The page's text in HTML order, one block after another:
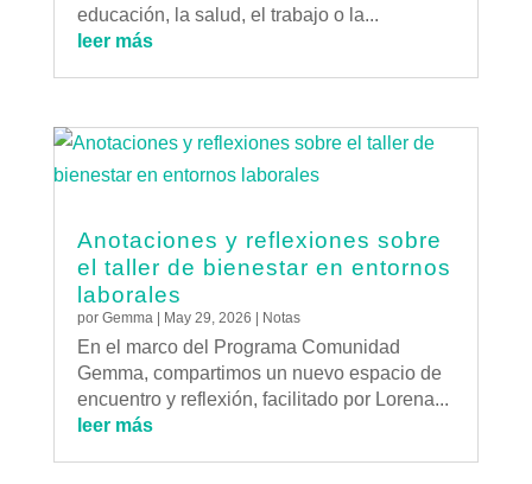
educación, la salud, el trabajo o la...
leer más
Anotaciones y reflexiones sobre
el taller de bienestar en entornos
laborales
por Gemma| May 29, 2026 Notas
En el marco del Programa Comunidad
Gemma, compartimos un nuevo espacio de
encuentro y reflexión, facilitado por Lorena...
leer más